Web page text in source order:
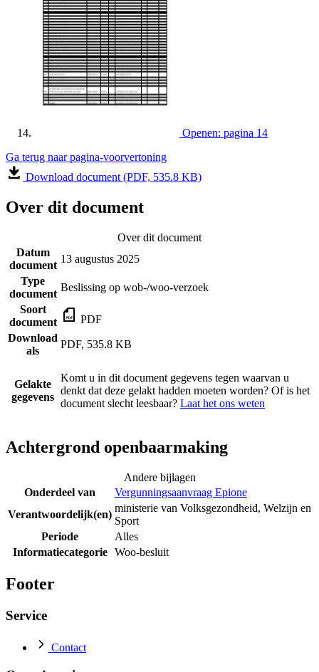
Openen: pagina 14
Ga terug naar pagina-voorvertoning
Download document (PDF, 535.8 KB)
Over dit document
Over dit document
Datum
document
13 augustus 2025
Type
document
Beslissing op wob-/woo-verzoek
Soort
document
PDF
Download
als
PDF, 535.8 KB
Gelakte
gegevens
Komt u in dit document gegevens tegen waarvan u
denkt dat deze gelakt hadden moeten worden? Of is het
document slecht leesbaar? Laat het ons weten
Achtergrond openbaarmaking
Andere bijlagen
Onderdeel van
Vergunningsaanvraag Epione
Verantwoordelijk(en)
ministerie van Volksgezondheid, Welzijn en
Sport
Periode
Alles
Informatiecategorie
Woo-besluit
Footer
Service
Contact